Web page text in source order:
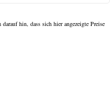
hin, dass sich hier angezeigte Preise